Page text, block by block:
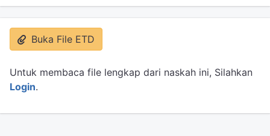
Buka File ETD
Untuk membaca file lengkap dari naskah ini, Silahkan
Login.